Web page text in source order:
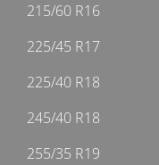
215/60 R16
225/45 R17
225/40 R18
245/40 R18
255/35 R19